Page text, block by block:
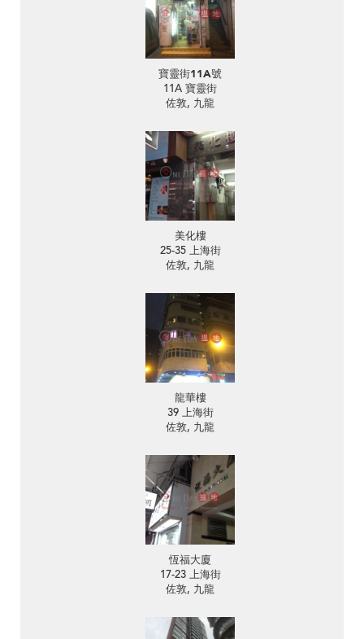
寶靈街11A號
11A 寶靈街
佐敦, 九龍
美化樓
25-35 上海街
佐敦, 九龍
龍華樓
39 上海街
佐敦, 九龍
恆福大廈
17-23 上海街
佐敦, 九龍